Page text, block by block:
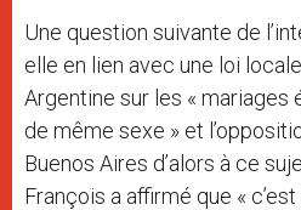
Une question suivante de
elle en lien avec une loi
Argentine sur les « mariages
de même sexe » et
Buenos Aires d’alors à ce
François a affirmé que «